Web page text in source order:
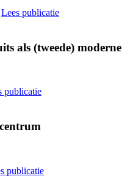
Lees publicatie
als (tweede)
publicatie
publicatie